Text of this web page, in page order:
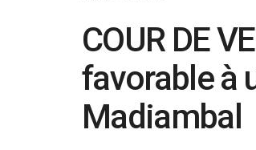
COUR DE
favorable à
Madiambal